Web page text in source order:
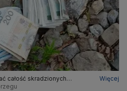
całość skradzionych
Więcej